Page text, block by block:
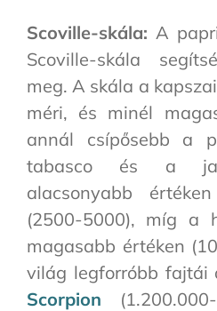
Scoville-skála: A
Scoville-skála
meg. A skála a
méri, és minél
annál csípősebb a
tabasco és a
alacsonyabb
(2500-5000), míg a
magasabb értéken
világ legforróbb
Scorpion